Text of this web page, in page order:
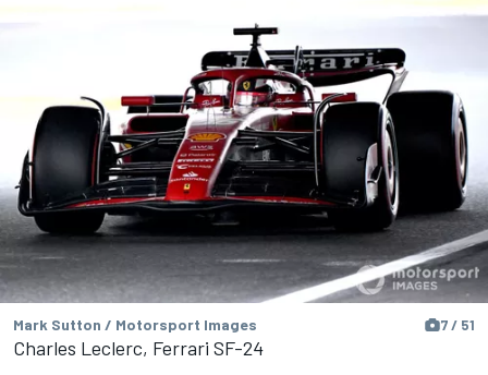
Mark Sutton / Motorsport Images 7 / 51
Charles Leclerc, Ferrari SF-24